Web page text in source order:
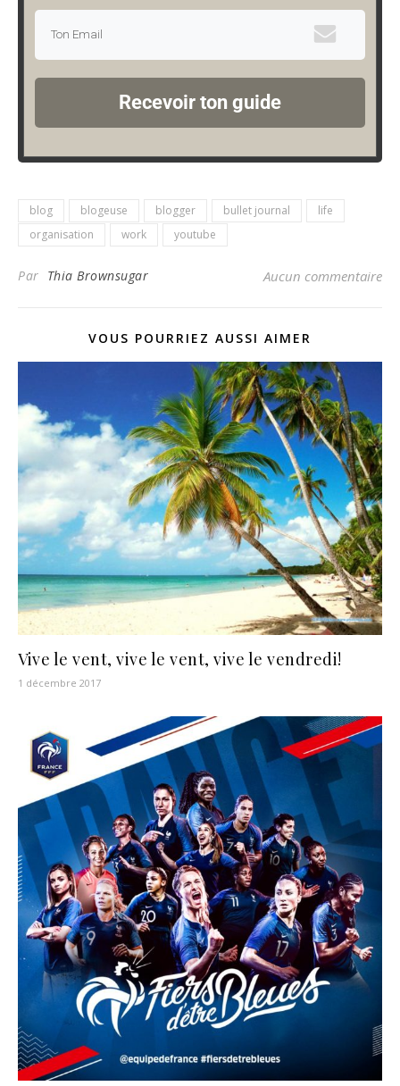
Recevoir ton guide
blog blogeuse blogger bullet journal
life
organisation
work youtube
Par Thia Brownsugar Aucun commentaire
VOUS POURRIEZ AUSSI AIMER
Vive le vent, vive le vent, vive le vendredi!
1 décembre 2017